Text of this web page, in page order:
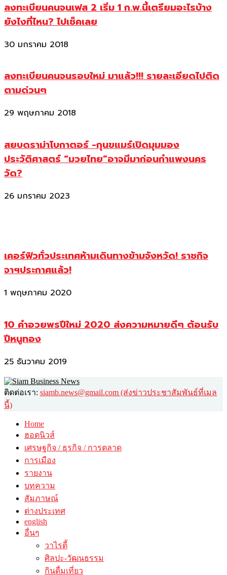
ลงทะเบียนคนจนเฟส 2 เริ่ม 1 ก.พ.นี้เตรียมอะไรบ้าง
ยังไงที่ไหน? ไปเช็คเลย
30 มกราคม 2018
ลงทะเบียนคนจนรอบใหม่ มาแล้ว!!! รายละเอียดไปติด
ตามด่วนๆ
29 พฤษภาคม 2018
สยบดราม่าโบกาตอร์ -กุนขแมร์เปิดมุมมอง
ประวัติศาสตร์ “มวยไทย”อาจมีมาก่อนกำแพงนคร
วัด?
26 มกราคม 2023
เคอร์ฟิวทั่วประเทศห้ามเดินทางข้ามจังหวัด! ราชกิจ
จาฯประกาศแล้ว!
1 พฤษภาคม 2020
10 คำอวยพรปีใหม่ 2020 ส่งความหมายดีๆ ต้อนรับ
ปีหนูทอง
25 ธันวาคม 2019
ติดต่อเรา: siamb.news@gmail.com (ส่งข่าวประชาสัมพันธ์ที่เมล
นี้)
Home
ฮอตนิวส์
เศรษฐกิจ / ธุรกิจ / การตลาด
การเมือง
รายงาน
บทความ
สัมภาษณ์
ต่างประเทศ
english
อื่นๆ
วาไรตี้
ศิลปะ-วัฒนธรรม
กินดื่มเที่ยว